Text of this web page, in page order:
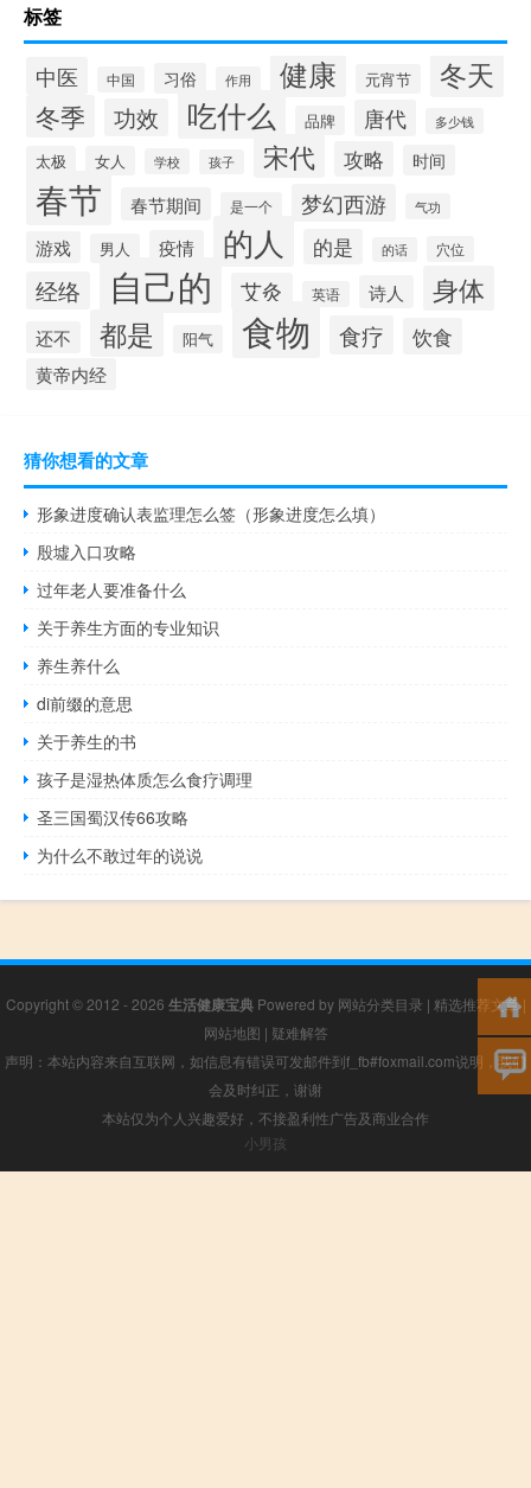
标签
中医 中国 习俗 作用 健康 元宵节 冬天
冬季 功效 吃什么 品牌 唐代 多少钱
太极 女人 学校 孩子 宋代 攻略 时间
春节 春节期间 是一个 梦幻西游 气功
游戏 男人 疫情 的人 的是 的话 穴位
经络 自己的 艾灸 英语 诗人 身体
还不 都是 阳气 食物 食疗 饮食
黄帝内经
猜你想看的文章
形象进度确认表监理怎么签（形象进度怎么填）
殷墟入口攻略
过年老人要准备什么
关于养生方面的专业知识
养生养什么
di前缀的意思
关于养生的书
孩子是湿热体质怎么食疗调理
圣三国蜀汉传66攻略
为什么不敢过年的说说
Copyright © 2012 - 2026 生活健康宝典Powered by 网站分类目录 | 精选推荐文章|
网站地图 | 疑难解答
声明：本站内容来自互联网，如信息有错误可发邮件到f_fb#foxmail.com说明，我们
会及时纠正，谢谢
本站仅为个人兴趣爱好，不接盈利性广告及商业合作
小男孩